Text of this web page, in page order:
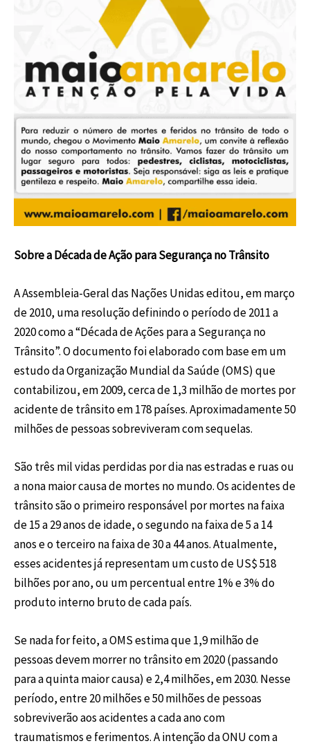
Sobre a Década de Ação para Segurança no Trânsito
A Assembleia-Geral das Nações Unidas editou, em março
de 2010, uma resolução definindo o período de 2011 a
2020 como a “Década de Ações para a Segurança no
Trânsito”. O documento foi elaborado com base em um
estudo da Organização Mundial da Saúde (OMS) que
contabilizou, em 2009, cerca de 1,3 milhão de mortes por
acidente de trânsito em 178 países. Aproximadamente 50
milhões de pessoas sobreviveram com sequelas.
São três mil vidas perdidas por dia nas estradas e ruas ou
a nona maior causa de mortes no mundo. Os acidentes de
trânsito são o primeiro responsável por mortes na faixa
de 15 a 29 anos de idade, o segundo na faixa de 5 a 14
anos e o terceiro na faixa de 30 a 44 anos. Atualmente,
esses acidentes já representam um custo de US$ 518
bilhões por ano, ou um percentual entre 1% e 3% do
produto interno bruto de cada país.
Se nada for feito, a OMS estima que 1,9 milhão de
pessoas devem morrer no trânsito em 2020 (passando
para a quinta maior causa) e 2,4 milhões, em 2030. Nesse
período, entre 20 milhões e 50 milhões de pessoas
sobreviverão aos acidentes a cada ano com
traumatismos e ferimentos. A intenção da ONU com a